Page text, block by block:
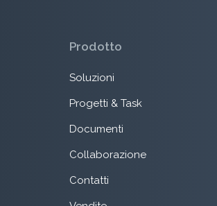
Prodotto
Soluzioni
Progetti & Task
Documenti
Collaborazione
Contatti